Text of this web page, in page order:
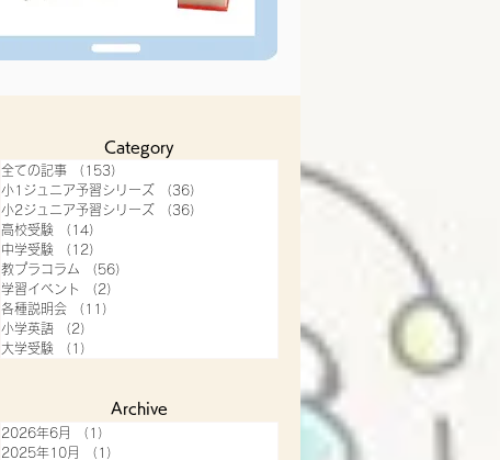
Category
全ての記事 （153）
小1ジュニア予習シリーズ
（36）
小2ジュニア予習シリーズ
（36）
高校受験
（14）
中学受験
（12）
教プラコラム
（56）
学習イベント
（2）
各種説明会
（11）
小学英語
（2）
大学受験
（1）
Archive
2026年6月 （1）
2025年10月
（1）